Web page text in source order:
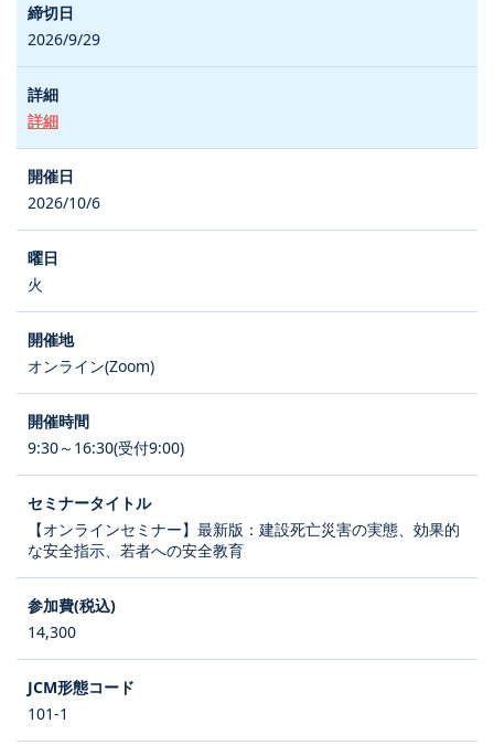
2026/9/29
詳細
2026/10/6
火
オンライン(Zoom)
9:30～16:30(受付9:00)
【オンラインセミナー】最新版：建設死亡災害の実態、効果的
な安全指示、若者への安全教育
14,300
101-1